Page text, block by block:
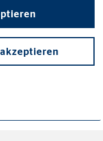
ist, dass Sie
Ihnen bis ins Detail,
empfehle und
Bedürfnissen